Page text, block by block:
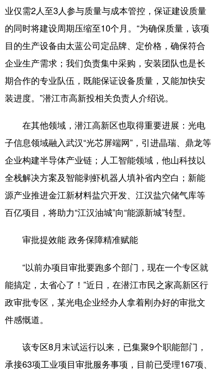
业仅需2人至3人参与质量与成本管控，保证建设质量
的同时将建设周期压缩至10个月。“为确保质量，该项
目的生产设备由太蓝公司定品牌、定价格，确保符合
企业生产需求；我们负责集中采购，安装团队也是长
期合作的专业队伍，既能保证设备质量，又能加快安
装进度。”潜江市高新投相关负责人介绍说。
在其他领域，潜江高新区也取得重要进展：光电
子信息领域融入武汉“光芯屏端网”，引进晶瑞、鼎龙等
企业构建半导体产业链；人工智能领域，他山科技以
全栈解决方案及智能剥虾机器人填补省内空白；新能
源产业推进金江新材料盐穴开发、江汉盐穴储气库等
百亿项目，将助力“江汉油城”向“能源新城”转型。
审批提效能 政务保障精准赋能
“以前办项目审批要跑多个部门，现在一个专区就
能搞定，太省心了！”近日，在潜江市民之家高新区行
政审批专区，某光电企业经办人拿着刚办好的审批文
件感慨道。
该专区8月末试运行以来，已集聚9个职能部门，
承接63项工业项目审批服务事项，目前已受理167项、